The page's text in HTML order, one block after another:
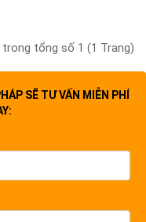
tổng số 1 (1 Trang)
SẼ TƯ VẤN MIỄN PHÍ